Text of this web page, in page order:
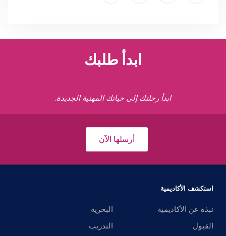
ابدأ طلبك
ابدأ رحلتك إلى حياتك المهنية الجديدة.
أرسلها الآن
استكشف الأكاديمية
نبذة عن الأكاديمية
البحرية
القبول
التدريب